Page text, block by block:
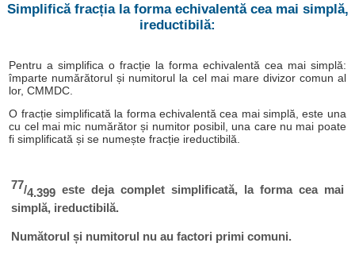
Simplifică fracția la forma echivalentă cea mai simplă,
ireductibilă:
Pentru a simplifica o fracție la forma echivalentă cea mai simplă:
împarte numărătorul și numitorul la cel mai mare divizor comun al
lor, CMMDC.
O fracție simplificată la forma echivalentă cea mai simplă, este una
cu cel mai mic numărător și numitor posibil, una care nu mai poate
fi simplificată și se numește fracție ireductibilă.
77/4.399este deja complet simplificată, la forma cea mai
simplă, ireductibilă.
Numătorul și numitorul nu au factori primi comuni.